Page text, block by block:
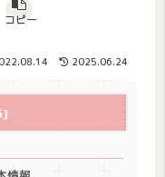
コピー
2025.06.24